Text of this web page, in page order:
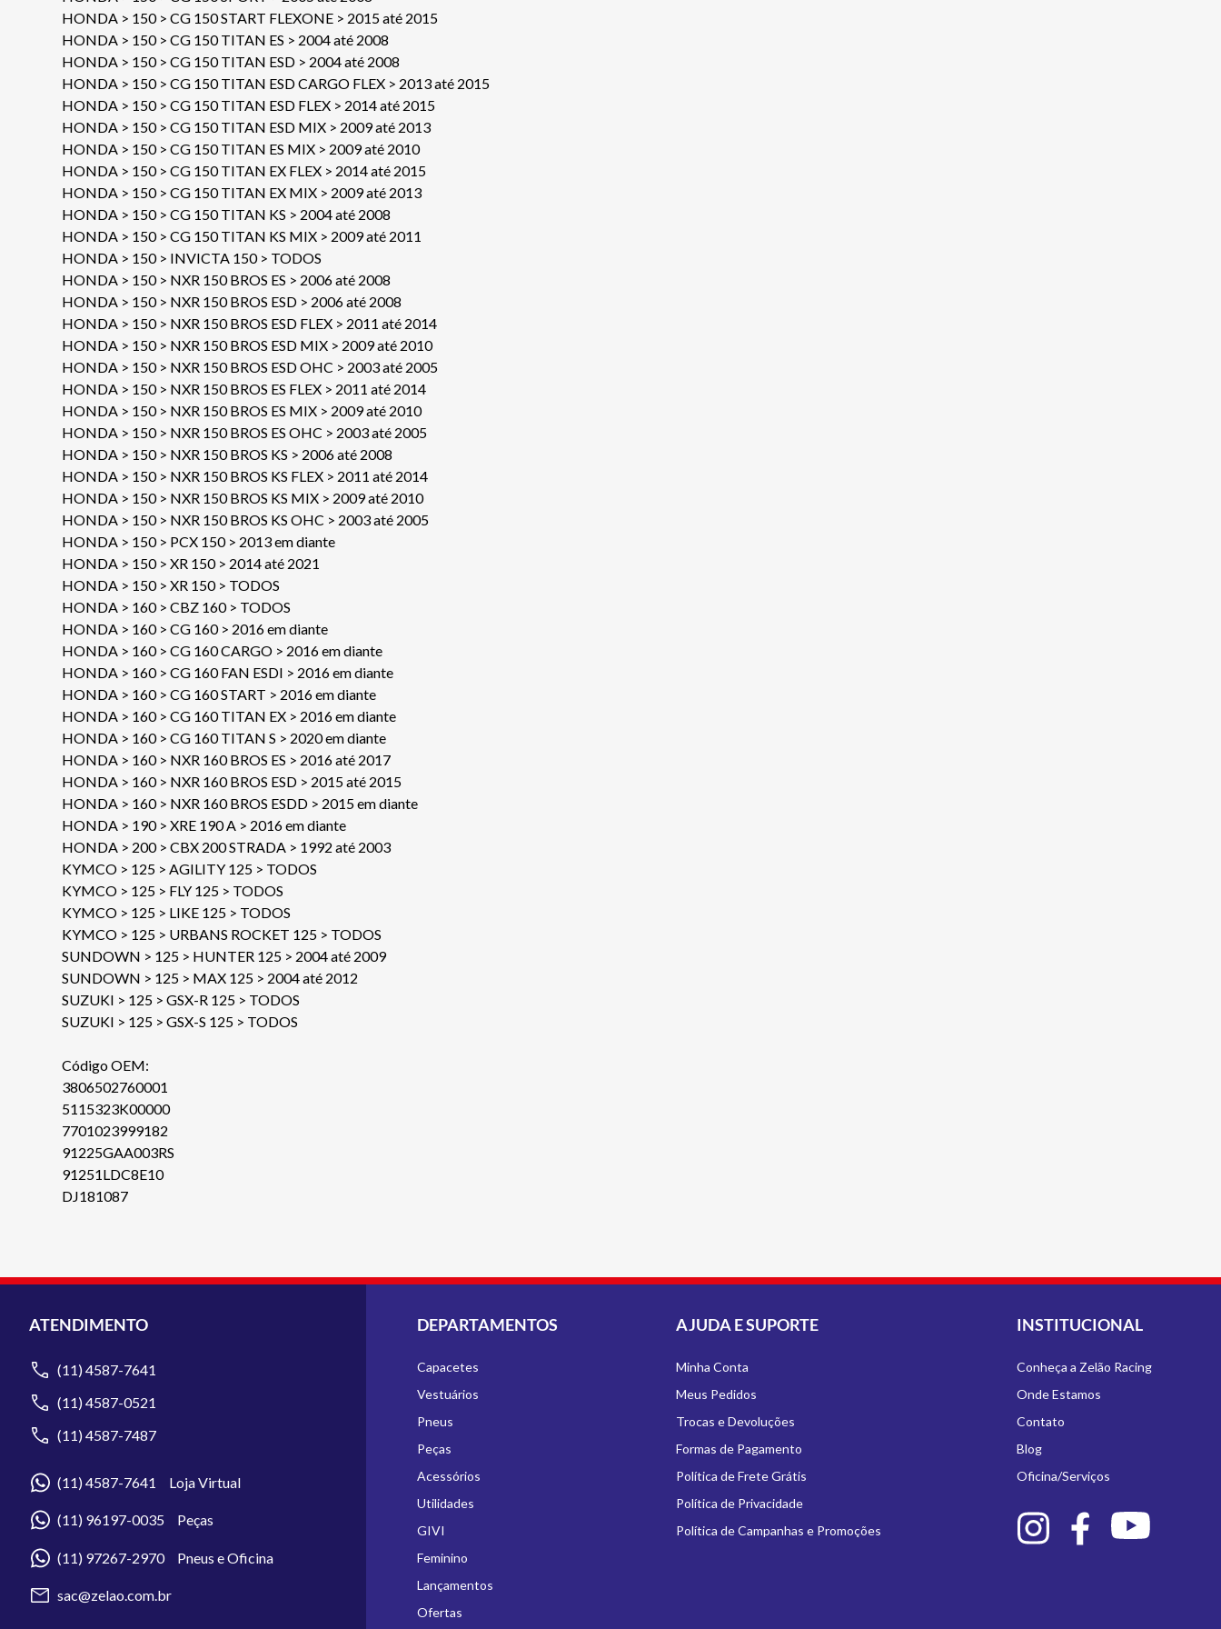
HONDA > 150 > CG 150 START FLEXONE > 2015 até 2015
HONDA > 150 > CG 150 TITAN ES > 2004 até 2008
HONDA > 150 > CG 150 TITAN ESD > 2004 até 2008
HONDA > 150 > CG 150 TITAN ESD CARGO FLEX > 2013 até 2015
HONDA > 150 > CG 150 TITAN ESD FLEX > 2014 até 2015
HONDA > 150 > CG 150 TITAN ESD MIX > 2009 até 2013
HONDA > 150 > CG 150 TITAN ES MIX > 2009 até 2010
HONDA > 150 > CG 150 TITAN EX FLEX > 2014 até 2015
HONDA > 150 > CG 150 TITAN EX MIX > 2009 até 2013
HONDA > 150 > CG 150 TITAN KS > 2004 até 2008
HONDA > 150 > CG 150 TITAN KS MIX > 2009 até 2011
HONDA > 150 > INVICTA 150 > TODOS
HONDA > 150 > NXR 150 BROS ES > 2006 até 2008
HONDA > 150 > NXR 150 BROS ESD > 2006 até 2008
HONDA > 150 > NXR 150 BROS ESD FLEX > 2011 até 2014
HONDA > 150 > NXR 150 BROS ESD MIX > 2009 até 2010
HONDA > 150 > NXR 150 BROS ESD OHC > 2003 até 2005
HONDA > 150 > NXR 150 BROS ES FLEX > 2011 até 2014
HONDA > 150 > NXR 150 BROS ES MIX > 2009 até 2010
HONDA > 150 > NXR 150 BROS ES OHC > 2003 até 2005
HONDA > 150 > NXR 150 BROS KS > 2006 até 2008
HONDA > 150 > NXR 150 BROS KS FLEX > 2011 até 2014
HONDA > 150 > NXR 150 BROS KS MIX > 2009 até 2010
HONDA > 150 > NXR 150 BROS KS OHC > 2003 até 2005
HONDA > 150 > PCX 150 > 2013 em diante
HONDA > 150 > XR 150 > 2014 até 2021
HONDA > 150 > XR 150 > TODOS
HONDA > 160 > CBZ 160 > TODOS
HONDA > 160 > CG 160 > 2016 em diante
HONDA > 160 > CG 160 CARGO > 2016 em diante
HONDA > 160 > CG 160 FAN ESDI > 2016 em diante
HONDA > 160 > CG 160 START > 2016 em diante
HONDA > 160 > CG 160 TITAN EX > 2016 em diante
HONDA > 160 > CG 160 TITAN S > 2020 em diante
HONDA > 160 > NXR 160 BROS ES > 2016 até 2017
HONDA > 160 > NXR 160 BROS ESD > 2015 até 2015
HONDA > 160 > NXR 160 BROS ESDD > 2015 em diante
HONDA > 190 > XRE 190 A > 2016 em diante
HONDA > 200 > CBX 200 STRADA > 1992 até 2003
KYMCO > 125 > AGILITY 125 > TODOS
KYMCO > 125 > FLY 125 > TODOS
KYMCO > 125 > LIKE 125 > TODOS
KYMCO > 125 > URBANS ROCKET 125 > TODOS
SUNDOWN > 125 > HUNTER 125 > 2004 até 2009
SUNDOWN > 125 > MAX 125 > 2004 até 2012
SUZUKI > 125 > GSX-R 125 > TODOS
SUZUKI > 125 > GSX-S 125 > TODOS
Código OEM:
3806502760001
5115323K00000
7701023999182
91225GAA003RS
91251LDC8E10
DJ181087
ATENDIMENTO
(11) 4587-7641
(11) 4587-0521
(11) 4587-7487
(11) 4587-7641 Loja Virtual
(11) 96197-0035 Peças
(11) 97267-2970 Pneus e Oficina
sac@zelao.com.br
DEPARTAMENTOS
Capacetes
Vestuários
Pneus
Peças
Acessórios
Utilidades
GIVI
Feminino
Lançamentos
Ofertas
AJUDA E SUPORTE
Minha Conta
Meus Pedidos
Trocas e Devoluções
Formas de Pagamento
Política de Frete Grátis
Política de Privacidade
Política de Campanhas e Promoções
INSTITUCIONAL
Conheça a Zelão Racing
Onde Estamos
Contato
Blog
Oficina/Serviços